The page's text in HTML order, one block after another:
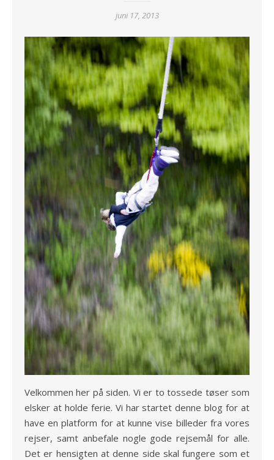
juni 17, 2013
Velkommen her på siden. Vi er to tossede tøser som
elsker at holde ferie. Vi har startet denne blog for at
have en platform for at kunne vise billeder fra vores
rejser, samt anbefale nogle gode rejsemål for alle.
Det er hensigten at denne side skal fungere som et